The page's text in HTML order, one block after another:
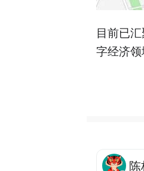
目前已
字经济